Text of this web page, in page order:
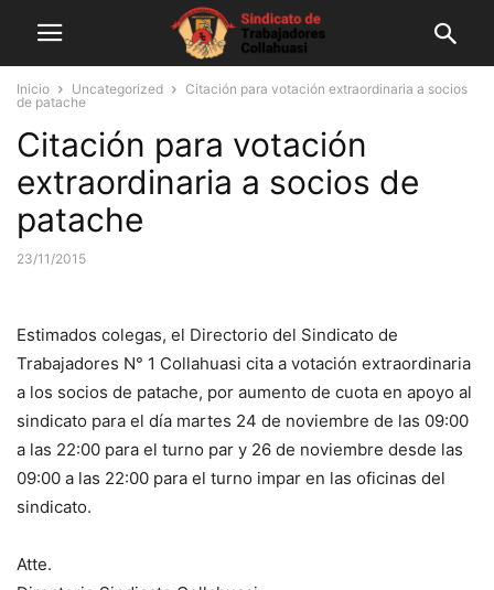
Inicio Uncategorized
Citación para votación extraordinaria a socios
de patache
Citación para votación
extraordinaria a socios de
patache
23/11/2015
Estimados colegas, el Directorio del Sindicato de
Trabajadores N° 1 Collahuasi cita a votación extraordinaria
a los socios de patache, por aumento de cuota en apoyo al
sindicato para el día martes 24 de noviembre de las 09:00
a las 22:00 para el turno par y 26 de noviembre desde las
09:00 a las 22:00 para el turno impar en las oficinas del
sindicato.
Atte.